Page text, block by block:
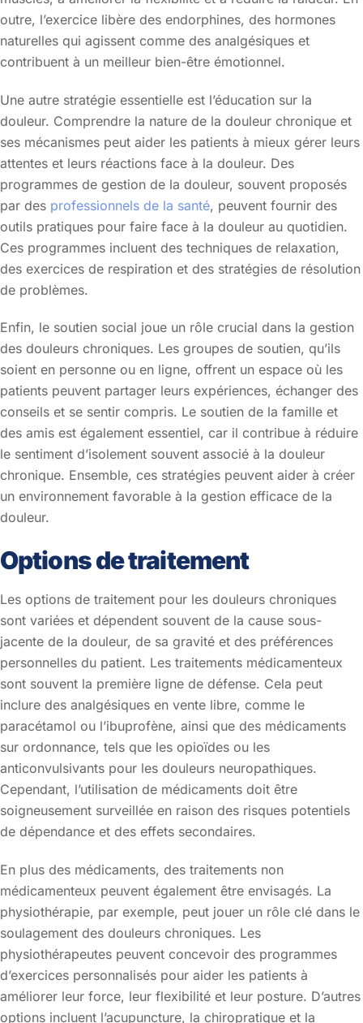
outre, l’exercice libère des endorphines, des hormones
naturelles qui agissent comme des analgésiques et
contribuent à un meilleur bien-être émotionnel.
Une autre stratégie essentielle est l’éducation sur la
douleur. Comprendre la nature de la douleur chronique et
ses mécanismes peut aider les patients à mieux gérer leurs
attentes et leurs réactions face à la douleur. Des
programmes de gestion de la douleur, souvent proposés
par des professionnels de la santé, peuvent fournir des
outils pratiques pour faire face à la douleur au quotidien.
Ces programmes incluent des techniques de relaxation,
des exercices de respiration et des stratégies de résolution
de problèmes.
Enfin, le soutien social joue un rôle crucial dans la gestion
des douleurs chroniques. Les groupes de soutien, qu’ils
soient en personne ou en ligne, offrent un espace où les
patients peuvent partager leurs expériences, échanger des
conseils et se sentir compris. Le soutien de la famille et
des amis est également essentiel, car il contribue à réduire
le sentiment d’isolement souvent associé à la douleur
chronique. Ensemble, ces stratégies peuvent aider à créer
un environnement favorable à la gestion efficace de la
douleur.
Options de traitement
Les options de traitement pour les douleurs chroniques
sont variées et dépendent souvent de la cause sous-
jacente de la douleur, de sa gravité et des préférences
personnelles du patient. Les traitements médicamenteux
sont souvent la première ligne de défense. Cela peut
inclure des analgésiques en vente libre, comme le
paracétamol ou l’ibuprofène, ainsi que des médicaments
sur ordonnance, tels que les opioïdes ou les
anticonvulsivants pour les douleurs neuropathiques.
Cependant, l’utilisation de médicaments doit être
soigneusement surveillée en raison des risques potentiels
de dépendance et des effets secondaires.
En plus des médicaments, des traitements non
médicamenteux peuvent également être envisagés. La
physiothérapie, par exemple, peut jouer un rôle clé dans le
soulagement des douleurs chroniques. Les
physiothérapeutes peuvent concevoir des programmes
d’exercices personnalisés pour aider les patients à
améliorer leur force, leur flexibilité et leur posture. D’autres
options incluent l’acupuncture, la chiropratique et la